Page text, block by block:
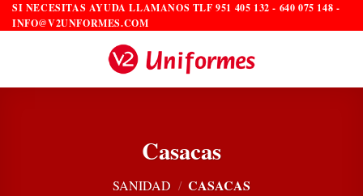
Saltar
al
SI NECESITAS AYUDA LLAMANOS TLF 951 405 132 - 640 075 148 -
INFO@V2UNFORMES.COM
Casacas
SANIDAD / CASACAS